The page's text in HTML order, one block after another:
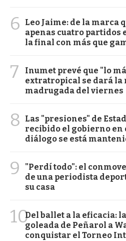
6
Leo Jaime: de la marca
apenas cuatro partidos
la final con más que
7
Inumet prevé que "lo
extratropical se dará la
madrugada del viernes
8
Las "presiones" de
recibido el gobierno en
diálogo se está
9
"Perdí todo": el
de una periodista
su casa
10Del ballet a la eficacia:
goleada de Peñarol a
conquistar el Torneo